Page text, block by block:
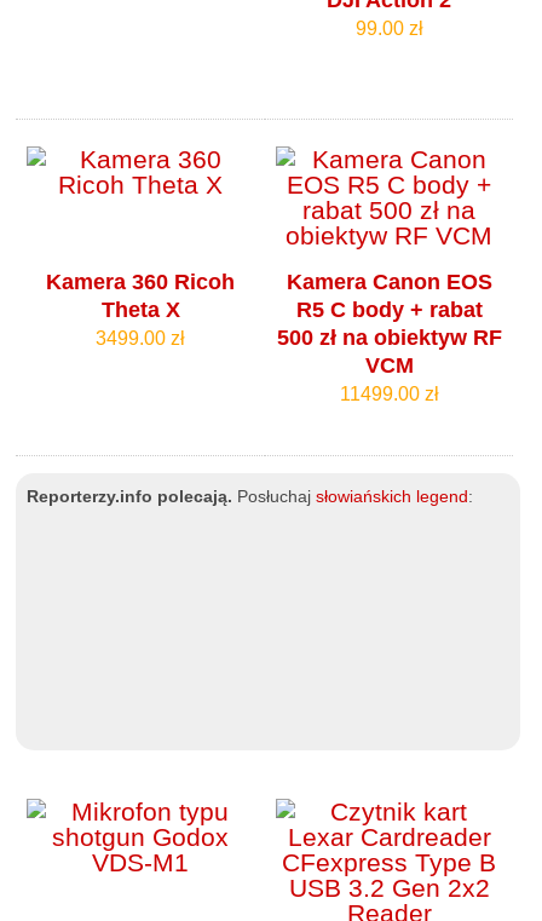
99.00 zł
Kamera 360 Ricoh
Theta X
3499.00 zł
Kamera Canon EOS
R5 C body + rabat
500 zł na obiektyw RF
VCM
11499.00 zł
Reporterzy.info polecają. Posłuchajsłowiańskich legend :